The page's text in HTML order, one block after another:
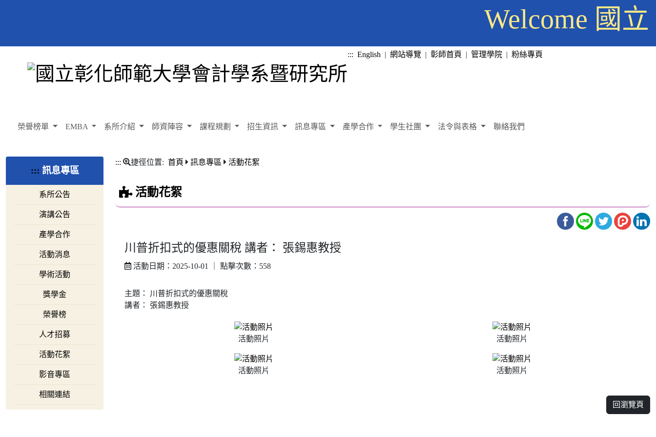
Welcome 國
::: English | 網站導覽 | 彰師首頁 | 管理學院 | 粉絲專頁
榮譽榜單 EMBA 系所介紹 師資陣容 課程規劃 招生資訊 訊息專區 產學合作 學生社團 法令與表格 聯絡我們
::: 訊息專區
系所公告
演講公告
產學合作
活動消息
學術活動
獎學金
榮譽榜
人才招募
活動花絮
影音專區
相關連結
::: 捷徑位置: 首頁 訊息專區 活動花絮
活動花絮
川普折扣式的優惠關稅 講者： 張錫惠教授
活動日期：2025-10-01 ｜ 點擊次數：558
主題： 川普折扣式的優惠關稅
講者： 張錫惠教授
活動照片 活動照片
活動照片 活動照片
回瀏覽頁